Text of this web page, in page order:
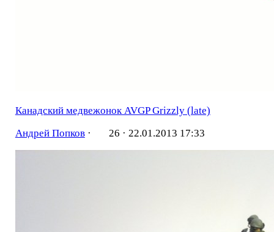
Канадский медвежонок AVGP Grizzly (late)
Андрей Попков· 26 · 22.01.2013 17:33